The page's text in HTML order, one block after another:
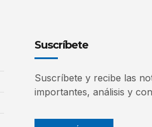
Suscríbete
Suscríbete y recibe las
importantes, análisis y